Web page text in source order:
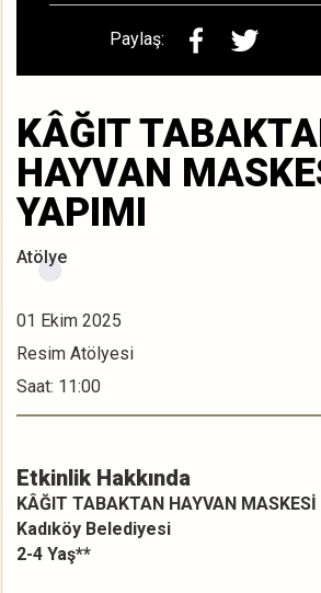
Paylaş:
KÂĞIT
HAYVAN
YAPIMI
Atölye
01 Ekim 2025
Resim Atölyesi
Saat: 11:00
Etkinlik Hakkında
KÂĞIT TABAKTAN HAYVAN MASKESİ
Kadıköy Belediyesi
2-4 Yaş**